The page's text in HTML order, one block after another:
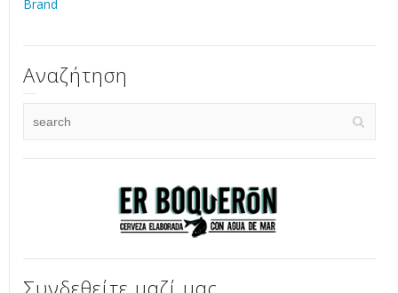
Brand
Αναζήτηση
Συνδεθείτε μαζί μας